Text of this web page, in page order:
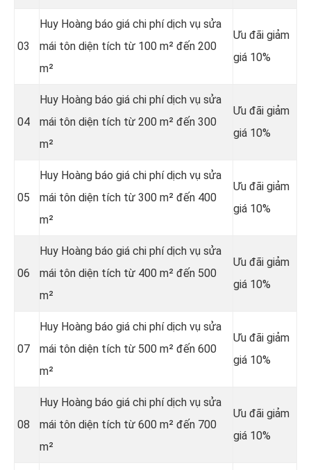
03
Huy Hoàng báo giá chi phí dịch vụ sửa
mái tôn diện tích từ 100 m² đến 200
m²
Ưu đãi giảm
giá 10%
04
Huy Hoàng báo giá chi phí dịch vụ sửa
mái tôn diện tích từ 200 m² đến 300
m²
Ưu đãi giảm
giá 10%
05
Huy Hoàng báo giá chi phí dịch vụ sửa
mái tôn diện tích từ 300 m² đến 400
m²
Ưu đãi giảm
giá 10%
06
Huy Hoàng báo giá chi phí dịch vụ sửa
mái tôn diện tích từ 400 m² đến 500
m²
Ưu đãi giảm
giá 10%
07
Huy Hoàng báo giá chi phí dịch vụ sửa
mái tôn diện tích từ 500 m² đến 600
m²
Ưu đãi giảm
giá 10%
08
Huy Hoàng báo giá chi phí dịch vụ sửa
mái tôn diện tích từ 600 m² đến 700
m²
Ưu đãi giảm
giá 10%